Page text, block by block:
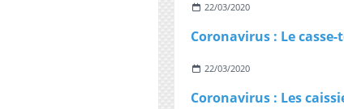
22/03/2020
22/03/2020